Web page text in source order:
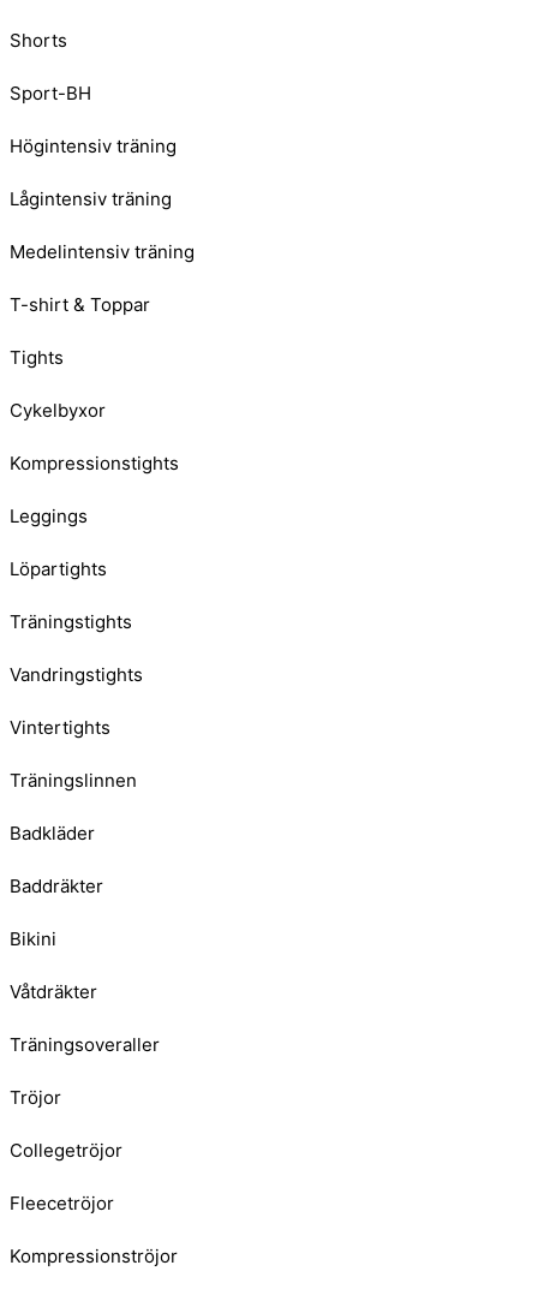
Shorts
Sport-BH
Högintensiv träning
Lågintensiv träning
Medelintensiv träning
T-shirt & Toppar
Tights
Cykelbyxor
Kompressionstights
Leggings
Löpartights
Träningstights
Vandringstights
Vintertights
Träningslinnen
Badkläder
Baddräkter
Bikini
Våtdräkter
Träningsoveraller
Tröjor
Collegetröjor
Fleecetröjor
Kompressionströjor